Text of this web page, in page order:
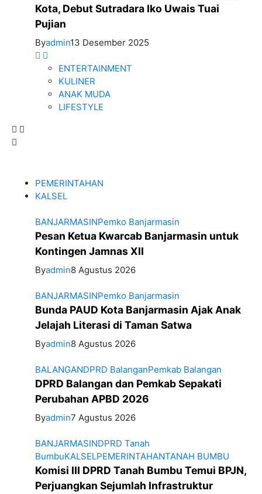
Kota, Debut Sutradara Iko Uwais Tuai
Pujian
Byadmin13 Desember 2025
ENTERTAINMENT
KULINER
ANAK MUDA
LIFESTYLE
PEMERINTAHAN
KALSEL
BANJARMASINPemko Banjarmasin
Pesan Ketua Kwarcab Banjarmasin untuk
Kontingen Jamnas XII
Byadmin8 Agustus 2026
BANJARMASINPemko Banjarmasin
Bunda PAUD Kota Banjarmasin Ajak Anak
Jelajah Literasi di Taman Satwa
Byadmin8 Agustus 2026
BALANGANDPRD BalanganPemkab Balangan
DPRD Balangan dan Pemkab Sepakati
Perubahan APBD 2026
Byadmin7 Agustus 2026
BANJARMASINDPRD Tanah
BumbuKALSELPEMERINTAHANTANAH BUMBU
Komisi III DPRD Tanah Bumbu Temui BPJN,
Perjuangkan Sejumlah Infrastruktur